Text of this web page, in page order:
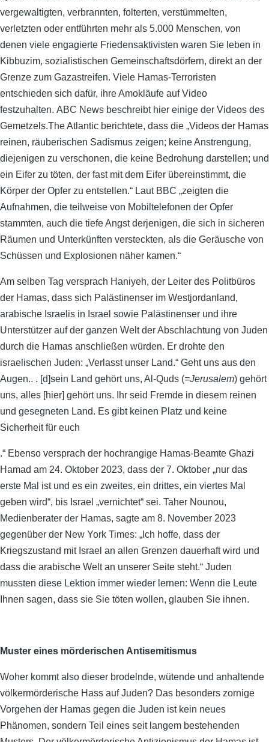
vergewaltigten, verbrannten, folterten, verstümmelten,
verletzten oder entführten mehr als 5.000 Menschen, von
denen viele engagierte Friedensaktivisten waren Sie leben in
Kibbuzim, sozialistischen Gemeinschaftsdörfern, direkt an der
Grenze zum Gazastreifen. Viele Hamas-Terroristen
entschieden sich dafür, ihre Amokläufe auf Video
festzuhalten. ABC News beschreibt hier einige der Videos des
Gemetzels.The Atlantic berichtete, dass die „Videos der Hamas
reinen, räuberischen Sadismus zeigen; keine Anstrengung,
diejenigen zu verschonen, die keine Bedrohung darstellen; und
ein Eifer zu töten, der fast mit dem Eifer übereinstimmt, die
Körper der Opfer zu entstellen.“ Laut BBC „zeigten die
Aufnahmen, die teilweise von Mobiltelefonen der Opfer
stammten, auch die tiefe Angst derjenigen, die sich in sicheren
Räumen und Unterkünften versteckten, als die Geräusche von
Schüssen und Explosionen näher kamen.“
Am selben Tag versprach Haniyeh, der Leiter des Politbüros
der Hamas, dass sich Palästinenser im Westjordanland,
arabische Israelis in Israel sowie Palästinenser und ihre
Unterstützer auf der ganzen Welt der Abschlachtung von Juden
durch die Hamas anschließen würden. Er drohte den
israelischen Juden: „Verlasst unser Land.“ Geht uns aus den
Augen.. . [d]sein Land gehört uns, Al-Quds (=Jerusalem) gehört
uns, alles [hier] gehört uns. Ihr seid Fremde in diesem reinen
und gesegneten Land. Es gibt keinen Platz und keine
Sicherheit für euch
.“ Ebenso versprach der hochrangige Hamas-Beamte Ghazi
Hamad am 24. Oktober 2023, dass der 7. Oktober „nur das
erste Mal ist und es ein zweites, ein drittes, ein viertes Mal
geben wird“, bis Israel „vernichtet“ sei. Taher Nounou,
Medienberater der Hamas, sagte am 8. November 2023
gegenüber der New York Times: „Ich hoffe, dass der
Kriegszustand mit Israel an allen Grenzen dauerhaft wird und
dass die arabische Welt an unserer Seite steht.“ Juden
mussten diese Lektion immer wieder lernen: Wenn die Leute
Ihnen sagen, dass sie Sie töten wollen, glauben Sie ihnen.
Muster eines mörderischen Antisemitismus
Woher kommt also dieser brodelnde, wütende und anhaltende
völkermörderische Hass auf Juden? Das besonders zornige
Vorgehen der Hamas gegen die Juden ist kein neues
Phänomen, sondern Teil eines seit langem bestehenden